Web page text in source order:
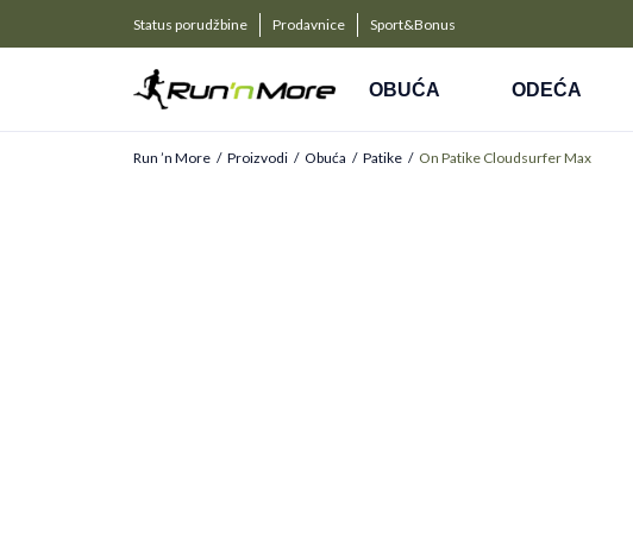
Status porudžbine Prodavnice Sport&Bonus
PLAĆANJE NA RATE
Kreditnim karticama BANCA INTESA platite na 9 rata
OBUĆA ODEĆA
Run ’n More Proizvodi Obuća Patike On Patike Cloudsurfer Max